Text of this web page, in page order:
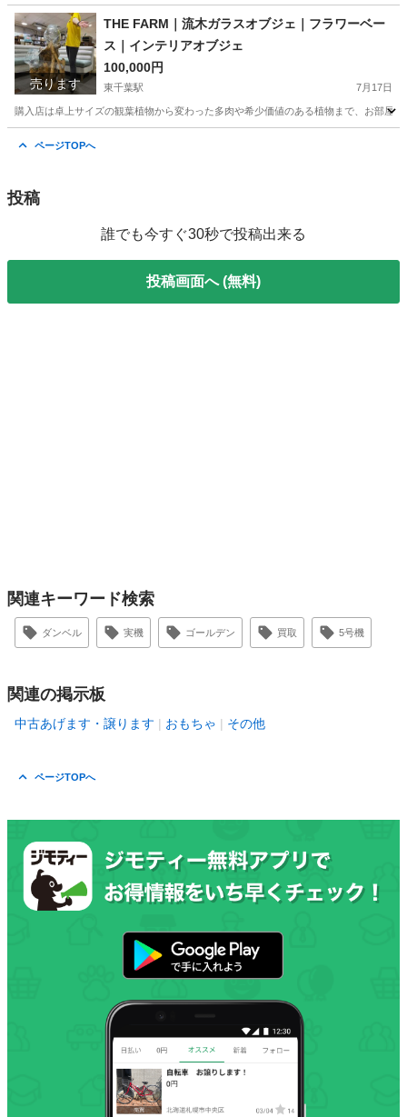
千葉 千葉市 バッグ ヴィヴィアンウエストウッド
売ります
THE FARM｜流木ガラスオブジェ｜フラワーベー
ス｜インテリアオブジェ
100,000円
東千葉駅 7月17日
購入店は卓上サイズの観葉植物から変わった多肉や希少価値のある植物まで、お部屋
ページTOPへ
投稿
誰でも今すぐ30秒で投稿出来る
投稿画面へ (無料)
関連キーワード検索
ダンベル 実機 ゴールデン 買取 5号機
関連の掲示板
中古あげます・譲ります おもちゃ その他
ページTOPへ